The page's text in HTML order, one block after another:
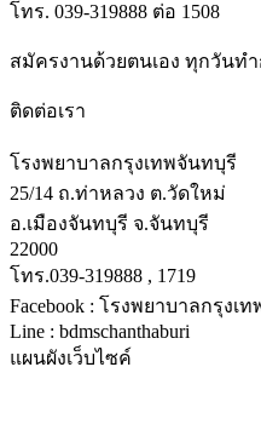
โทร. 039-319888 ต่อ 1508
สมัครงานด้วยตนเอง ทุกวันทำ
ติดต่อเรา
โรงพยาบาลกรุงเทพจันทบุรี
25/14 ถ.ท่าหลวง ต.วัดใหม่
อ.เมืองจันทบุรี จ.จันทบุรี
22000
โทร.039-319888 , 1719
Facebook : โรงพยาบาลกรุงเ
Line : bdmschanthaburi
แผนผังเว็บไซค์